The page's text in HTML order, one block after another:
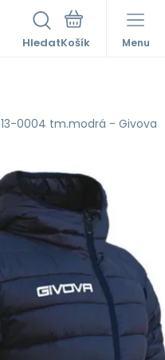
Hledat Menu
0004 tm.modrá - Givova